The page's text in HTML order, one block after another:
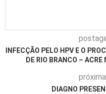
INFECÇÃO PELO HPV E O
DE RIO BRANCO –
DIAGNO